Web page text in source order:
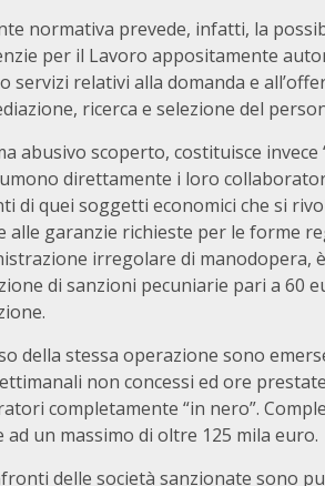
normativa prevede, infatti, la
per il Lavoro appositamente
servizi relativi alla domanda e
ricerca e selezione del
abusivo scoperto, costituisce
direttamente i loro
di quei soggetti economici che si
alle garanzie richieste per le forme
irregolare di manodopera,
di sanzioni pecuniarie pari a
della stessa operazione sono
non concessi ed ore
completamente “in nero”.
ad un massimo di oltre 125 mila euro.
delle società sanzionate sono